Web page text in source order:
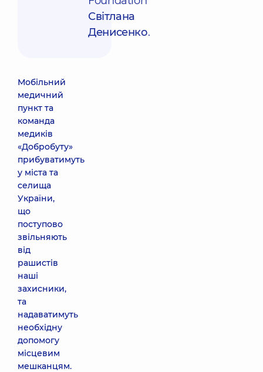
Світлана
Денисенко.
Мобільний
медичний
пункт та
команда
медиків
«Добробуту»
прибуватимуть
у міста та
селища
України,
що
поступово
звільняють
від
рашистів
наші
захисники,
та
надаватимуть
необхідну
допомогу
місцевим
мешканцям.